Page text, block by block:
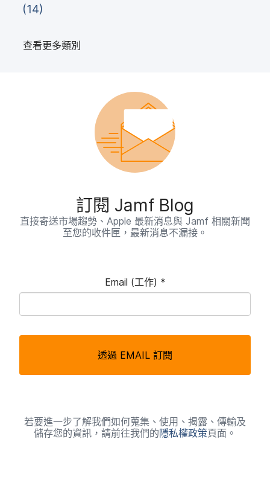
(14)
查​看​更多​類別
訂閱 Jamf Blog
直接​寄送​市場​趨勢、 Apple 最​新​消息​與 Jamf 相關​新聞​
至​您​的​收件​匣，​最​新​消息​不​漏接。
Email (工作) *
欄
透過 EMAIL 訂閱
若​要​進一步​了​解​我們​如何​蒐集、​使用、​揭露、​傳輸​及​
儲存您​的​資訊，​請​前往​我們​的隱私權​政策頁面。